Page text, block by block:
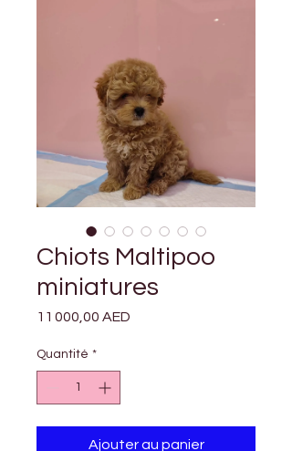
Chiots Maltipoo
miniatures
11 000,00 AED
Quantité *
Ajouter au panier